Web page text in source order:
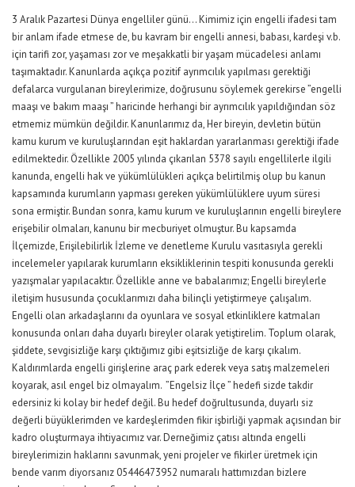
3 Aralık Pazartesi Dünya engelliler günü… Kimimiz için engelli ifadesi tam
bir anlam ifade etmese de, bu kavram bir engelli annesi, babası, kardeşi v.b.
için tarifi zor, yaşaması zor ve meşakkatli bir yaşam mücadelesi anlamı
taşımaktadır. Kanunlarda açıkça pozitif ayrımcılık yapılması gerektiği
defalarca vurgulanan bireylerimize, doğrusunu söylemek gerekirse ”engelli
maaşı ve bakım maaşı ” haricinde herhangi bir ayrımcılık yapıldığından söz
etmemiz mümkün değildir. Kanunlarımız da, Her bireyin, devletin bütün
kamu kurum ve kuruluşlarından eşit haklardan yararlanması gerektiği ifade
edilmektedir. Özellikle 2005 yılında çıkarılan 5378 sayılı engellilerle ilgili
kanunda, engelli hak ve yükümlülükleri açıkça belirtilmiş olup bu kanun
kapsamında kurumların yapması gereken yükümlülüklere uyum süresi
sona ermiştir. Bundan sonra, kamu kurum ve kuruluşlarının engelli bireylere
erişebilir olmaları, kanunu bir mecburiyet olmuştur. Bu kapsamda
İlçemizde, Erişilebilirlik İzleme ve denetleme Kurulu vasıtasıyla gerekli
incelemeler yapılarak kurumların eksikliklerinin tespiti konusunda gerekli
yazışmalar yapılacaktır. Özellikle anne ve babalarımız; Engelli bireylerle
iletişim hususunda çocuklarımızı daha bilinçli yetiştirmeye çalışalım.
Engelli olan arkadaşlarını da oyunlara ve sosyal etkinliklere katmaları
konusunda onları daha duyarlı bireyler olarak yetiştirelim. Toplum olarak,
şiddete, sevgisizliğe karşı çıktığımız gibi eşitsizliğe de karşı çıkalım.
Kaldırımlarda engelli girişlerine araç park ederek veya satış malzemeleri
koyarak, asıl engel biz olmayalım. ”Engelsiz İlçe ” hedefi sizde takdir
edersiniz ki kolay bir hedef değil. Bu hedef doğrultusunda, duyarlı siz
değerli büyüklerimden ve kardeşlerimden fikir işbirliği yapmak açısından bir
kadro oluşturmaya ihtiyacımız var. Derneğimiz çatısı altında engelli
bireylerimizin haklarını savunmak, yeni projeler ve fikirler üretmek için
bende varım diyorsanız 05446473952 numaralı hattımızdan bizlere